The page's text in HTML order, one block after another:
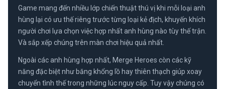
Game mang đến nhiều lớp chiến thuật thú vị khi mỗi loại anh
hùng lại có ưu thế riêng trước từng loại kẻ địch, khuyến khích
người chơi lựa chọn việc hợp nhất anh hùng nào tùy thế trận.
Và sắp xếp chúng trên màn chơi hiệu quả nhất.
Ngoài các anh hùng hợp nhất, Merge Heroes còn các kỹ
năng đặc biệt như băng khổng lồ hay thiên thạch giúp xoay
chuyển tình thế trong những lúc nguy cấp. Tuy vậy chúng có